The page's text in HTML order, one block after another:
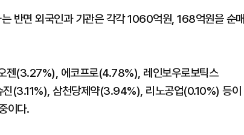
반면 외국인과 기관은 각각 1060억원, 168억원을 순매
젠(3.27%), 에코프로(4.78%), 레인보우로보틱스
(3.11%), 삼천당제약(3.94%), 리노공업(0.10%) 등이
이다.